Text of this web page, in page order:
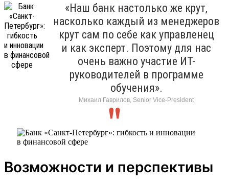
«Наш банк настолько же крут,
насколько каждый из менеджеров
крут сам по себе как управленец
и как эксперт. Поэтому для нас
очень важно участие ИТ-
руководителей в программе
обучения».
Михаил Гаврилов, Senior Vice-President
Возможности и перспективы